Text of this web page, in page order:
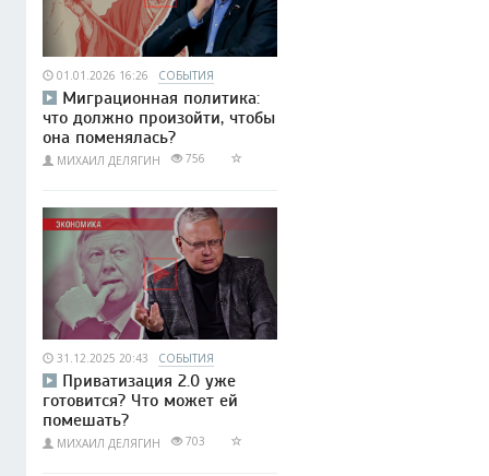
01.01.2026 16:26 СОБЫТИЯ
Миграционная политика:
что должно произойти, чтобы
она поменялась?
МИХАИЛ ДЕЛЯГИН 756
31.12.2025 20:43 СОБЫТИЯ
Приватизация 2.0 уже
готовится? Что может ей
помешать?
МИХАИЛ ДЕЛЯГИН 703